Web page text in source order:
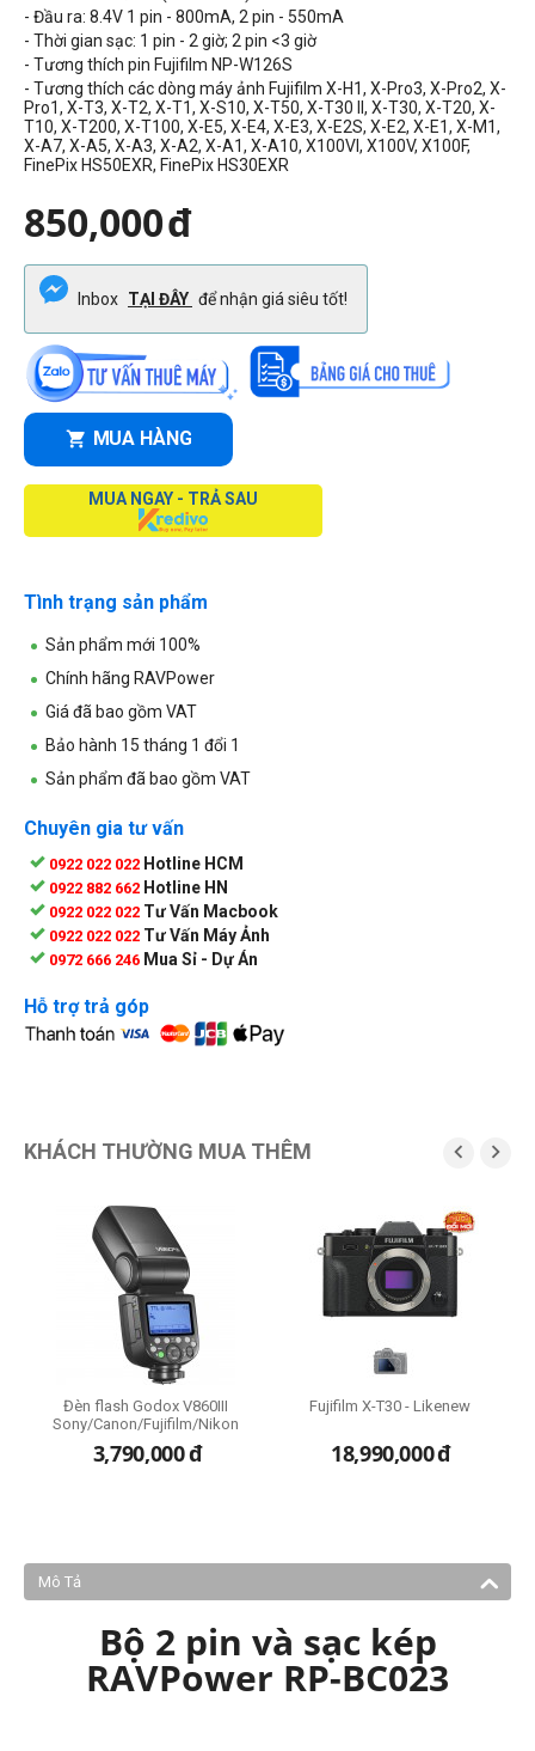
- Đầu ra: 8.4V 1 pin - 800mA, 2 pin - 550mA
- Thời gian sạc: 1 pin - 2 giờ; 2 pin <3 giờ
- Tương thích pin Fujifilm NP-W126S
- Tương thích các dòng máy ảnh Fujifilm X-H1, X-Pro3, X-Pro2, X-
Pro1, X-T3, X-T2, X-T1, X-S10, X-T50, X-T30 II, X-T30, X-T20, X-
T10, X-T200, X-T100, X-E5, X-E4, X-E3, X-E2S, X-E2, X-E1, X-M1,
X-A7, X-A5, X-A3, X-A2, X-A1, X-A10, X100VI, X100V, X100F,
FinePix HS50EXR, FinePix HS30EXR
850,000đ
Inbox TẠI ĐÂY để nhận giá siêu tốt!
MUA HÀNG
MUA NGAY - TRẢ SAU
Tình trạng sản phẩm
Sản phẩm mới 100%
Chính hãng RAVPower
Giá đã bao gồm VAT
Bảo hành 15 tháng 1 đổi 1
Sản phẩm đã bao gồm VAT
Chuyên gia tư vấn
0922 022 022 Hotline HCM
0922 882 662 Hotline HN
0922 022 022 Tư Vấn Macbook
0922 022 022 Tư Vấn Máy Ảnh
0972 666 246 Mua Sỉ - Dự Án
Hỗ trợ trả góp
KHÁCH THƯỜNG MUA THÊM  
Đèn flash Godox V860III
Sony/Canon/Fujifilm/Nikon
3,790,000đ
Fujifilm X-T30 - Likenew
18,990,000đ
Mô Tả
Bộ 2 pin và sạc kép
RAVPower RP-BC023